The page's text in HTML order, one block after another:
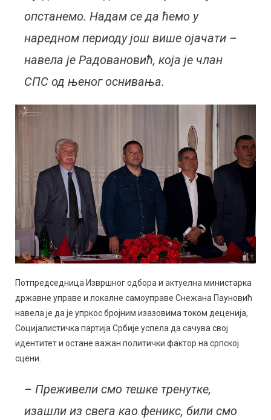
опстанемо. Надам се да ћемо у
наредном периоду још више ојачати –
навела је Радовановић, која је члан
СПС од њеног оснивања.
Потпредседница Извршног одбора и актуелна министарка
државне управе и локалне самоуправе Снежана Пауновић
навела је да је упркос бројним изазовима током деценија,
Социјалистичка партија Србије успела да сачува свој
идентитет и остане важан политички фактор на српској
сцени.
– Преживели смо тешке тренутке,
изашли из свега као феникс, били смо